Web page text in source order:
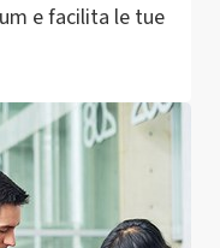
e facilita le tue